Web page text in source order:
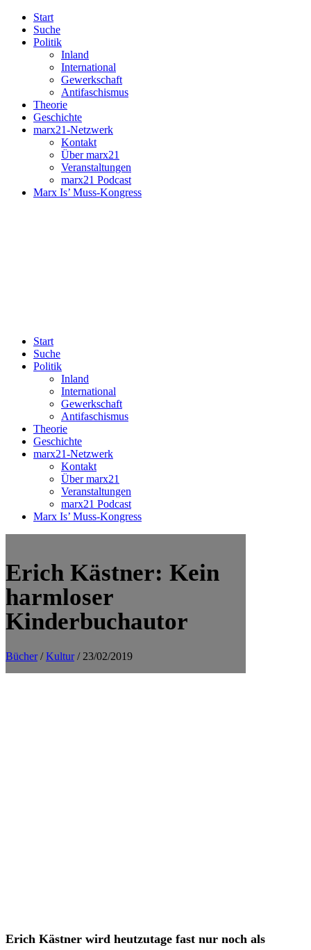
Start
Suche
Politik
Inland
International
Gewerkschaft
Antifaschismus
Theorie
Geschichte
marx21-Netzwerk
Kontakt
Über marx21
Veranstaltungen
marx21 Podcast
Marx Is’ Muss-Kongress
Start
Suche
Politik
Inland
International
Gewerkschaft
Antifaschismus
Theorie
Geschichte
marx21-Netzwerk
Kontakt
Über marx21
Veranstaltungen
marx21 Podcast
Marx Is’ Muss-Kongress
Erich Kästner: Kein
harmloser
Kinderbuchautor
Bücher/Kultur/ 23/02/2019
Erich Kästner wird heutzutage fast nur noch als